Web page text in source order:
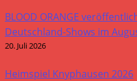
BLOOD ORANGE
Deutschland-Shows im
20. Juli 2026
Heimspiel Knyphausen 2026